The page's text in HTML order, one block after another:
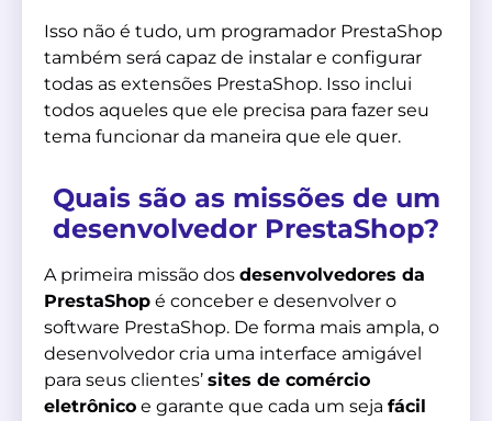
Isso não é tudo, um programador PrestaShop
também será capaz de instalar e configurar
todas as extensões PrestaShop. Isso inclui
todos aqueles que ele precisa para fazer seu
tema funcionar da maneira que ele quer.
Quais são as missões de um
desenvolvedor PrestaShop?
A primeira missão dos desenvolvedores da
PrestaShop é conceber e desenvolver o
software PrestaShop. De forma mais ampla, o
desenvolvedor cria uma interface amigável
para seus clientes’ sites de comércio
eletrônico e garante que cada um seja fácil